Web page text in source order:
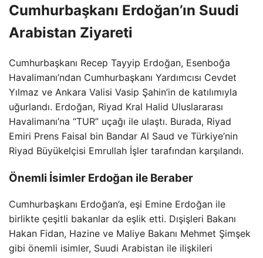
Cumhurbaşkanı Erdoğan’ın Suudi
Arabistan Ziyareti
Cumhurbaşkanı Recep Tayyip Erdoğan, Esenboğa
Havalimanı’ndan Cumhurbaşkanı Yardımcısı Cevdet
Yılmaz ve Ankara Valisi Vasip Şahin’in de katılımıyla
uğurlandı. Erdoğan, Riyad Kral Halid Uluslararası
Havalimanı’na “TUR” uçağı ile ulaştı. Burada, Riyad
Emiri Prens Faisal bin Bandar Al Saud ve Türkiye’nin
Riyad Büyükelçisi Emrullah İşler tarafından karşılandı.
Önemli İsimler Erdoğan ile Beraber
Cumhurbaşkanı Erdoğan’a, eşi Emine Erdoğan ile
birlikte çeşitli bakanlar da eşlik etti. Dışişleri Bakanı
Hakan Fidan, Hazine ve Maliye Bakanı Mehmet Şimşek
gibi önemli isimler, Suudi Arabistan ile ilişkileri